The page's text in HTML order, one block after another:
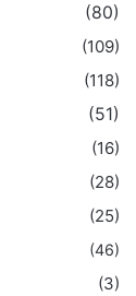
(80)
(109)
(118)
(51)
(16)
(28)
(25)
(46)
(3)